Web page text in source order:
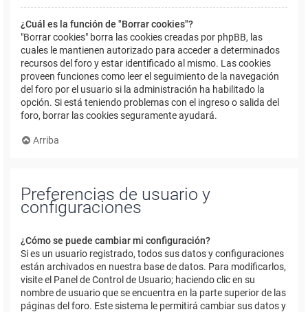
¿Cuál es la función de "Borrar cookies"?
"Borrar cookies" borra las cookies creadas por phpBB, las
cuales le mantienen autorizado para acceder a determinados
recursos del foro y estar identificado al mismo. Las cookies
proveen funciones como leer el seguimiento de la navegación
del foro por el usuario si la administración ha habilitado la
opción. Si está teniendo problemas con el ingreso o salida del
foro, borrar las cookies seguramente ayudará.
Arriba
Preferencias de usuario y
configuraciones
¿Cómo se puede cambiar mi configuración?
Si es un usuario registrado, todos sus datos y configuraciones
están archivados en nuestra base de datos. Para modificarlos,
visite el Panel de Control de Usuario; haciendo clic en su
nombre de usuario que se encuentra en la parte superior de las
páginas del foro. Este sistema le permitirá cambiar sus datos y